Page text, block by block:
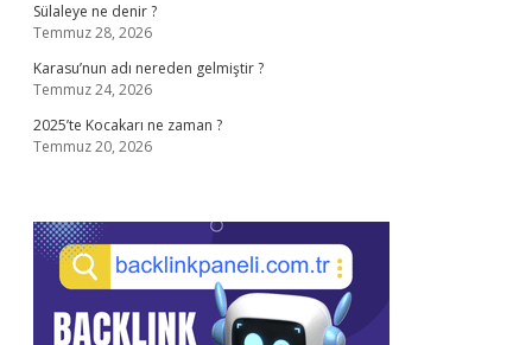
Sülaleye ne denir ?
Temmuz 28, 2026
Karasu’nun adı nereden gelmiştir ?
Temmuz 24, 2026
2025’te Kocakarı ne zaman ?
Temmuz 20, 2026